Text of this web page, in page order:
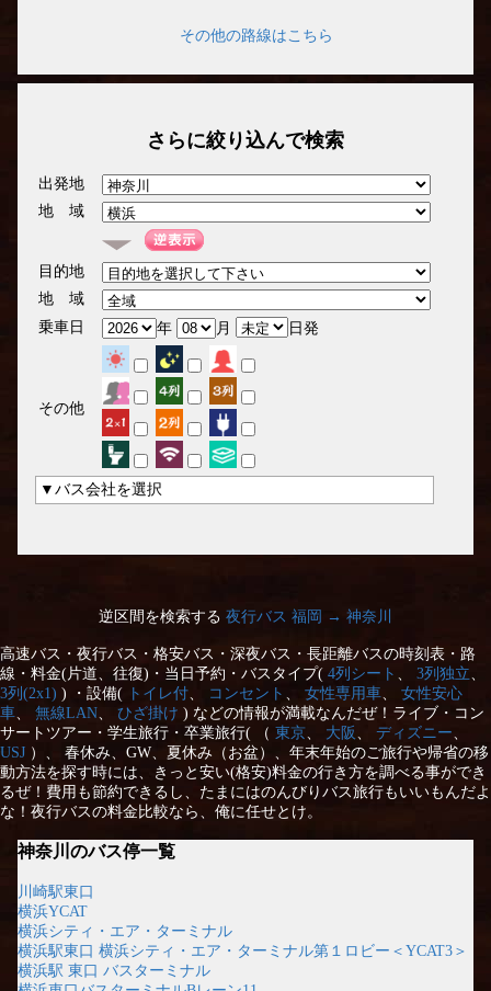
その他の路線はこちら
さらに絞り込んで検索
出発地
地 域
目的地
地 域
乗車日
年 月 日発
その他
▼バス会社を選択
逆区間を検索する 夜行バス 福岡 → 神奈川
高速バス・夜行バス・格安バス・深夜バス・長距離バスの時刻表・路
線・料金(片道、往復)・当日予約・バスタイプ( 4列シート 3列独立
3列(2x1) ) ・設備( トイレ付 コンセント 女性専用車
女性安心
車
無線LAN ひざ掛け ) などの情報が満載なんだぜ！ライブ・コン
サートツアー・学生旅行・卒業旅行( （ 東京 大阪 ディズニー
USJ ）、 春休み、GW、夏休み（お盆）、年末年始のご旅行や帰省の移
動方法を探す時には、きっと安い(格安)料金の行き方を調べる事ができ
るぜ！費用も節約できるし、たまにはのんびりバス旅行もいいもんだよ
な！夜行バスの料金比較なら、俺に任せとけ。
神奈川のバス停一覧
川崎駅東口
横浜YCAT
横浜シティ・エア・ターミナル
横浜駅東口 横浜シティ・エア・ターミナル第１ロビー＜YCAT3＞
横浜駅 東口 バスターミナル